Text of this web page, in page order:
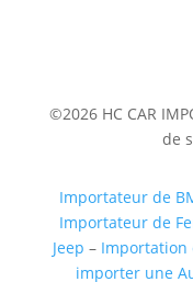
©2026 HC CAR
de
Importateur de
Importateur de
Jeep – Importation
importer une